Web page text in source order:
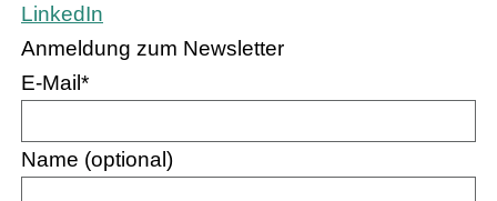
LinkedIn
Anmeldung zum Newsletter
E-Mail *
Name (optional)